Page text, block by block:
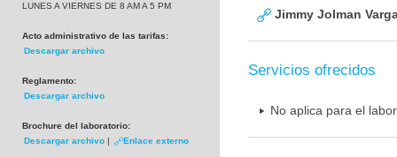
LUNES A VIERNES DE 8 AM A 5 PM
Acto administrativo de las tarifas:
Descargar archivo
Reglamento:
Descargar archivo
Brochure del laboratorio:
Descargar archivo | Enlace externo
Jimmy Jolman
Servicios ofrecidos
No aplica para el